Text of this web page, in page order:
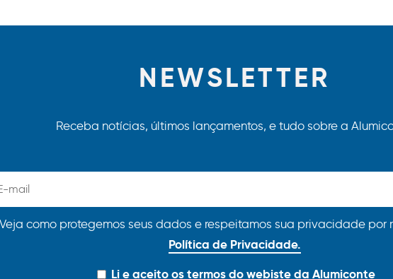
NEWSLETTER
Receba notícias, últimos lançamentos, e tudo sobre a
Veja como protegemos seus dados e respeitamos sua privacidade por
Política de Privacidade.
Li e aceito ostermosdo webiste da Alumiconte